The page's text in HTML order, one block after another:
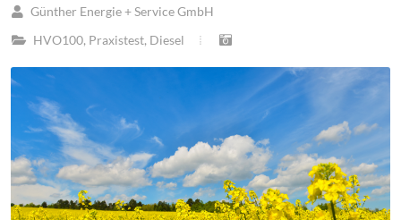
Günther Energie + Service GmbH
HVO100, Praxistest, Diesel